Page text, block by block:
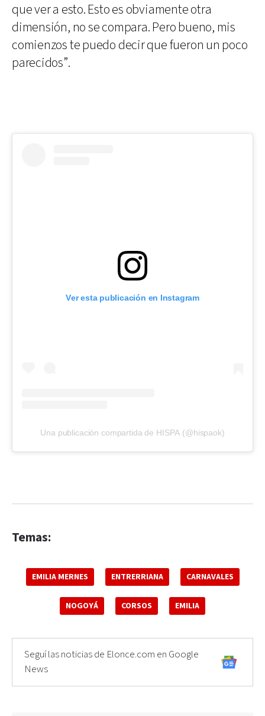
que ver a esto. Esto es obviamente otra
dimensión, no se compara. Pero bueno, mis
comienzos te puedo decir que fueron un poco
parecidos”.
Ver esta publicación en Instagram
Una publicación compartida de HISPA (@hispaok)
Temas:
EMILIA MERNES ENTRERRIANA CARNAVALES
NOGOYÁ CORSOS EMILIA
Seguí las noticias de Elonce.com en Google
News